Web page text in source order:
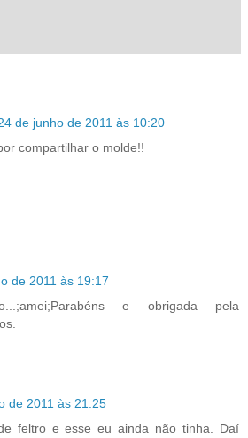
de junho de 2011 às 10:20
compartilhar o molde!!
de 2011 às 19:17
e obrigada pela
de 2011 às 21:25
feltro e esse eu ainda não tinha. Daí